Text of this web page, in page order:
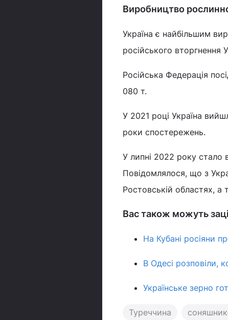
Виробництво
Україна є найбільшим
російського вторгнення
Російська Федерація
080 т.
У 2021 році Україна
роки спостережень.
У липні 2022 року стало
Повідомлялося, що з
Ростовській областях,
Вас також можуть
На Кубані росіяни
В Одесі розповіли,
Українське зерно
Туреччина